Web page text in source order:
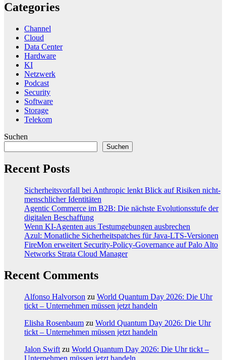
Categories
Channel
Cloud
Data Center
Hardware
KI
Netzwerk
Podcast
Security
Software
Storage
Telekom
Suchen
Suchen
Recent Posts
Sicherheitsvorfall bei Anthropic lenkt Blick auf Risiken nicht-
menschlicher Identitäten
Agentic Commerce im B2B: Die nächste Evolutionsstufe der
digitalen Beschaffung
Wenn KI-Agenten aus Testumgebungen ausbrechen
Azul: Monatliche Sicherheitspatches für Java-LTS-Versionen
FireMon erweitert Security-Policy-Governance auf Palo Alto
Networks Strata Cloud Manager
Recent Comments
Alfonso Halvorson zu World Quantum Day 2026: Die Uhr
tickt – Unternehmen müssen jetzt handeln
Elisha Rosenbaum zu World Quantum Day 2026: Die Uhr
tickt – Unternehmen müssen jetzt handeln
Jalon Swift zu World Quantum Day 2026: Die Uhr tickt –
Unternehmen müssen jetzt handeln